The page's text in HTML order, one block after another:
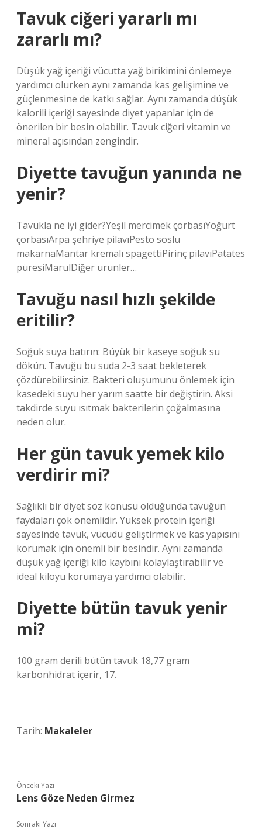
Tavuk ciğeri yararlı mı
zararlı mı?
Düşük yağ içeriği vücutta yağ birikimini önlemeye
yardımcı olurken aynı zamanda kas gelişimine ve
güçlenmesine de katkı sağlar. Aynı zamanda düşük
kalorili içeriği sayesinde diyet yapanlar için de
önerilen bir besin olabilir. Tavuk ciğeri vitamin ve
mineral açısından zengindir.
Diyette tavuğun yanında ne
yenir?
Tavukla ne iyi gider?Yeşil mercimek çorbasıYoğurt
çorbasıArpa şehriye pilavıPesto soslu
makarnaMantar kremalı spagettiPirinç pilavıPatates
püresiMarulDiğer ürünler…
Tavuğu nasıl hızlı şekilde
eritilir?
Soğuk suya batırın: Büyük bir kaseye soğuk su
dökün. Tavuğu bu suda 2-3 saat bekleterek
çözdürebilirsiniz. Bakteri oluşumunu önlemek için
kasedeki suyu her yarım saatte bir değiştirin. Aksi
takdirde suyu ısıtmak bakterilerin çoğalmasına
neden olur.
Her gün tavuk yemek kilo
verdirir mi?
Sağlıklı bir diyet söz konusu olduğunda tavuğun
faydaları çok önemlidir. Yüksek protein içeriği
sayesinde tavuk, vücudu geliştirmek ve kas yapısını
korumak için önemli bir besindir. Aynı zamanda
düşük yağ içeriği kilo kaybını kolaylaştırabilir ve
ideal kiloyu korumaya yardımcı olabilir.
Diyette bütün tavuk yenir
mi?
100 gram derili bütün tavuk 18,77 gram
karbonhidrat içerir, 17.
Tarih: Makaleler
Önceki Yazı
Lens Göze Neden Girmez
Sonraki Yazı